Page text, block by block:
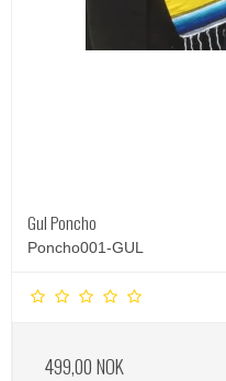
Gul Poncho
Poncho001-GUL
499,00 NOK